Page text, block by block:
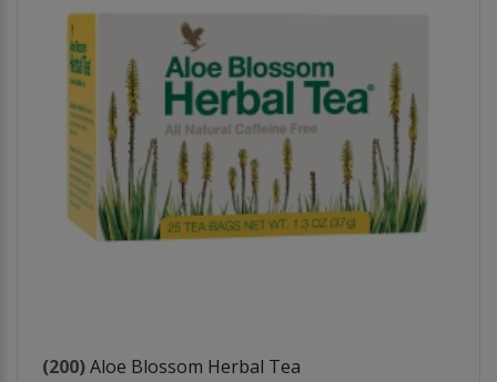
(200)Aloe Blossom Herbal Tea